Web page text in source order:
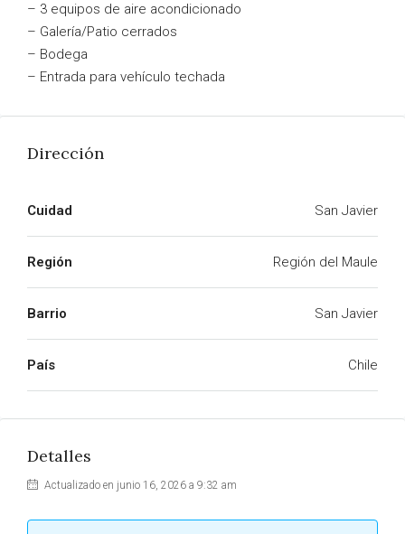
– 3 equipos de aire acondicionado
– Galería/Patio cerrados
– Bodega
– Entrada para vehículo techada
Dirección
Cuidad San Javier
Región Región del Maule
Barrio San Javier
País Chile
Detalles
Actualizado en junio 16, 2026 a 9:32 am